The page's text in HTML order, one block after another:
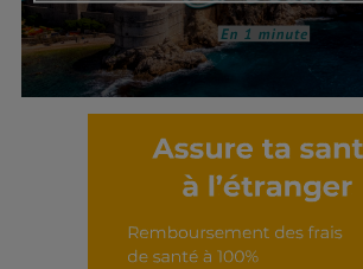
Découvrir cet interview